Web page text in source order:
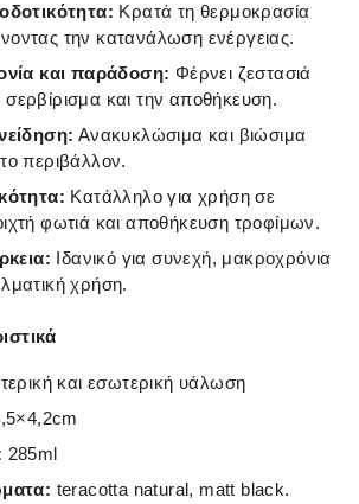
Κρατά τη θερμοκρασία
την κατανάλωση ενέργειας.
και παράδοση: Φέρνει ζεστασιά
και την αποθήκευση.
Ανακυκλώσιμα και βιώσιμα
περιβάλλον.
Κατάλληλο για χρήση σε
φωτιά και αποθήκευση τροφίμων.
Ιδανικό για συνεχή, μακροχρόνια
χρήση.
και εσωτερική υάλωση
285ml
teracotta natural, matt black.